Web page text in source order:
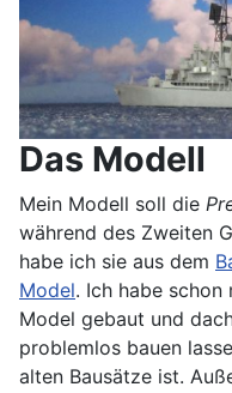
Das Modell
Mein Modell soll die
während des Zweiten
habe ich sie aus dem
Model. Ich habe schon
Model gebaut und
problemlos bauen
alten Bausätze ist.